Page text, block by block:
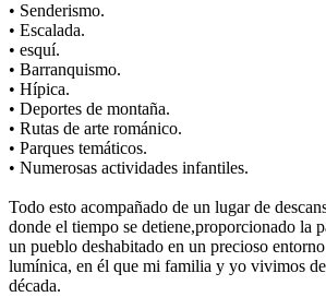
• Senderismo.
• Escalada.
• esquí.
• Barranquismo.
• Hípica.
• Deportes de montaña.
• Rutas de arte románico.
• Parques temáticos.
• Numerosas actividades infantiles.
Todo esto acompañado de un lugar de
donde el tiempo se detiene,proporcionado la
un pueblo deshabitado en un precioso
lumínica, en él que mi familia y yo vivimos
década.